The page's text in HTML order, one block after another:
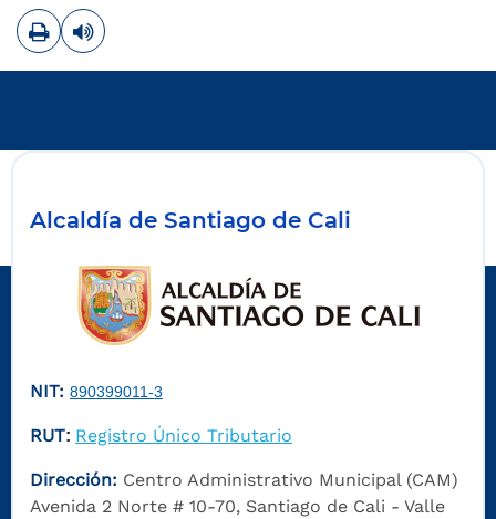
ImprimirLeer contenido
Alcaldía de Santiago de Cali
NIT: 890399011-3
RUT: Registro Único Tributario
Dirección: Centro Administrativo Municipal (CAM)
Avenida 2 Norte # 10-70, Santiago de Cali - Valle